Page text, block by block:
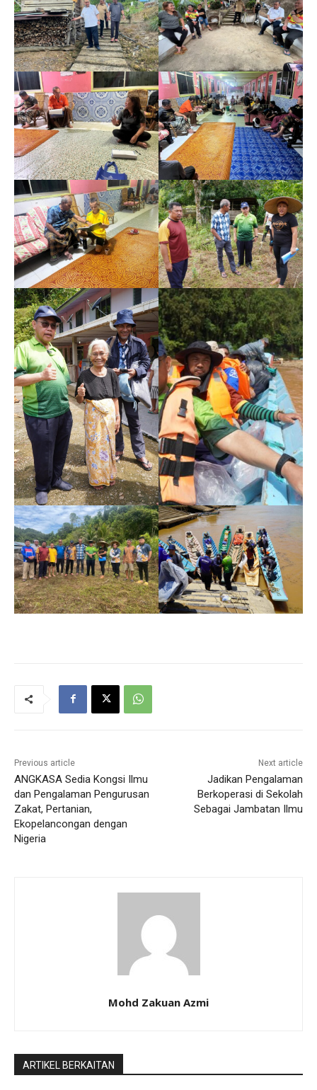
Previous article
ANGKASA Sedia Kongsi Ilmu
dan Pengalaman Pengurusan
Zakat, Pertanian,
Ekopelancongan dengan
Nigeria
Next article
Jadikan Pengalaman
Berkoperasi di Sekolah
Sebagai Jambatan Ilmu
Mohd Zakuan Azmi
ARTIKEL BERKAITAN